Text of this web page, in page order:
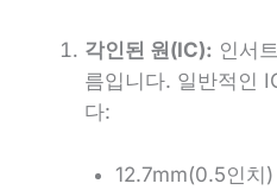
각인된 원(IC): 인서
름입니다. 일반적인
다:
12.7mm(0.5인치)